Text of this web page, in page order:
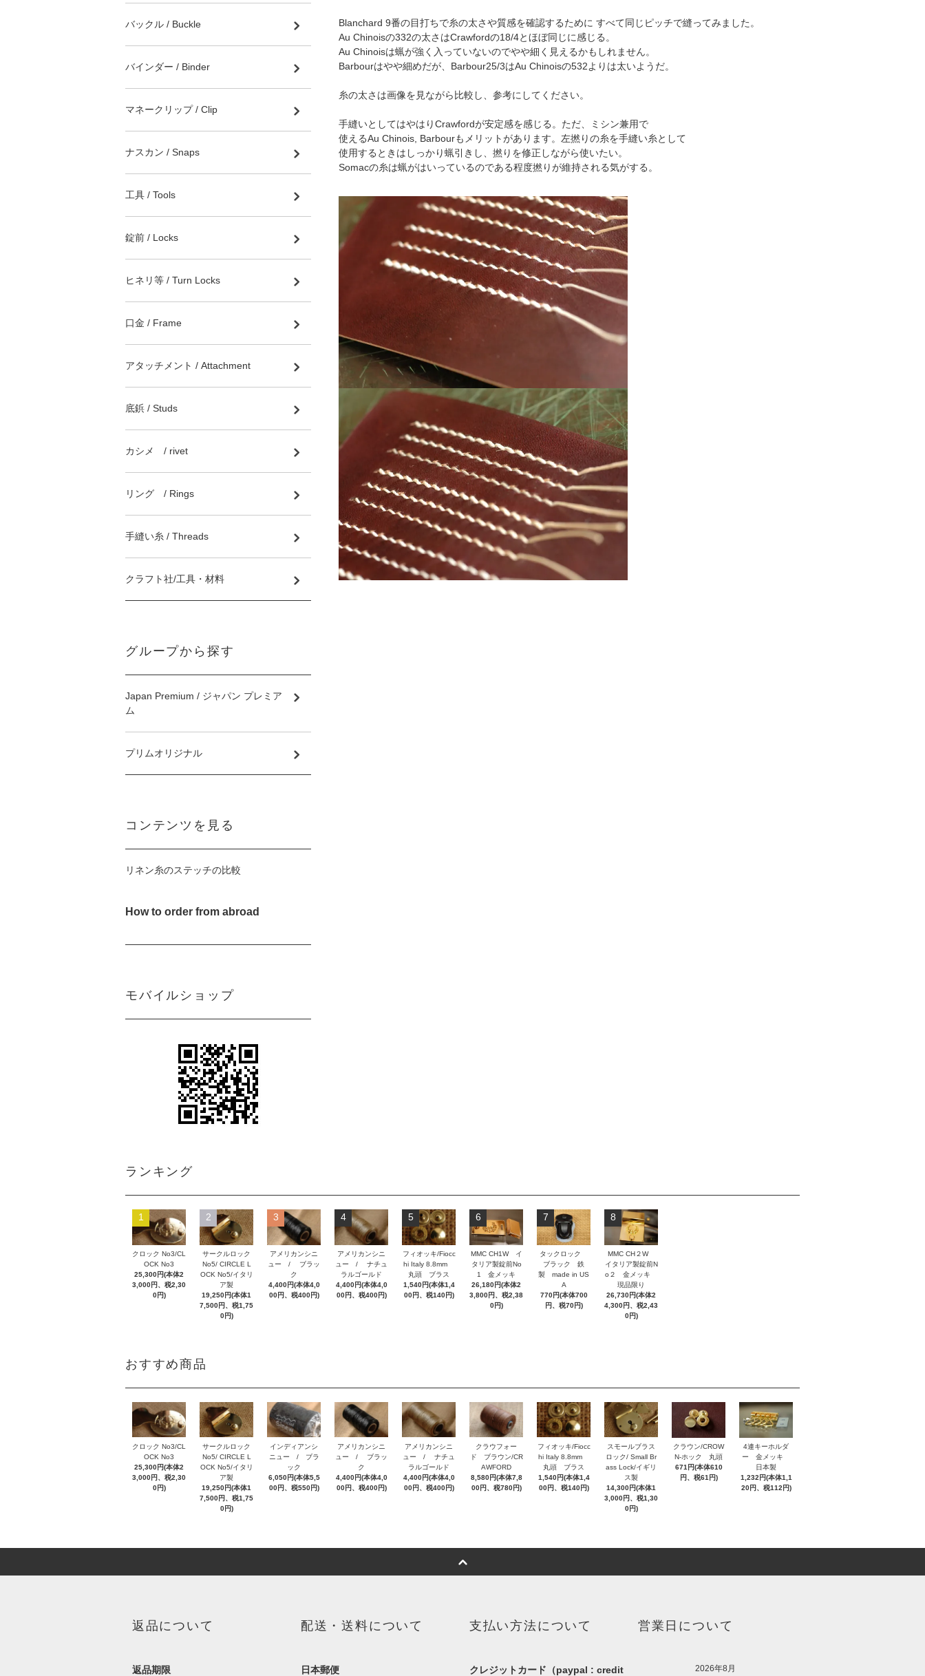
Blanchard 9番の目打ちで糸の太さや質感を確認するために すべて同じピッチで縫ってみました。
Au Chinoisの332の太さはCrawfordの18/4とほぼ同じに感じる。
Au Chinoisは蝋が強く入っていないのでやや細く見えるかもしれません。
Barbourはやや細めだが、Barbour25/3はAu Chinoisの532よりは太いようだ。
糸の太さは画像を見ながら比較し、参考にしてください。
手縫いとしてはやはりCrawfordが安定感を感じる。ただ、ミシン兼用で
使えるAu Chinois, Barbourもメリットがあります。左撚りの糸を手縫い糸として
使用するときはしっかり蝋引きし、撚りを修正しながら使いたい。
Somacの糸は蝋がはいっているのである程度撚りが維持される気がする。
バックル / Buckle
バインダー / Binder
マネークリップ / Clip
ナスカン / Snaps
工具 / Tools
錠前 / Locks
ヒネリ等 / Turn Locks
口金 / Frame
アタッチメント / Attachment
底鋲 / Studs
カシメ / rivet
リング / Rings
手縫い糸 / Threads
クラフト社/工具・材料
グループから探す
Japan Premium / ジャパン プレミア
ム
プリムオリジナル
コンテンツを見る
リネン糸のステッチの比較
How to order from abroad
モバイルショップ
ランキング
1
クロック No3/CL
OCK No3
25,300円(本体2
3,000円、税2,30
0円)
2
サークルロック
No5/ CIRCLE L
OCK No5/イタリ
ア製
19,250円(本体1
7,500円、税1,75
0円)
3
アメリカンシニ
ュー / ブラッ
ク
4,400円(本体4,0
00円、税400円)
4
アメリカンシニ
ュー / ナチュ
ラルゴールド
4,400円(本体4,0
00円、税400円)
5
フィオッキ/Fiocc
hi Italy 8.8mm
丸頭 ブラス
1,540円(本体1,4
00円、税140円)
6
MMC CH1W イ
タリア製錠前No
1 金メッキ
26,180円(本体2
3,800円、税2,38
0円)
7
タックロック
ブラック 鉄
製 made in US
A
770円(本体700
円、税70円)
8
MMC CH２W
イタリア製錠前N
o２ 金メッキ
現品限り
26,730円(本体2
4,300円、税2,43
0円)
おすすめ商品
クロック No3/CL
OCK No3
25,300円(本体2
3,000円、税2,30
0円)
サークルロック
No5/ CIRCLE L
OCK No5/イタリ
ア製
19,250円(本体1
7,500円、税1,75
0円)
インディアンシ
ニュー / ブラ
ック
6,050円(本体5,5
00円、税550円)
アメリカンシニ
ュー / ブラッ
ク
4,400円(本体4,0
00円、税400円)
アメリカンシニ
ュー / ナチュ
ラルゴールド
4,400円(本体4,0
00円、税400円)
クラウフォー
ド ブラウン/CR
AWFORD
8,580円(本体7,8
00円、税780円)
フィオッキ/Fiocc
hi Italy 8.8mm
丸頭 ブラス
1,540円(本体1,4
00円、税140円)
スモールブラス
ロック/ Small Br
ass Lock/イギリ
ス製
14,300円(本体1
3,000円、税1,30
0円)
クラウン/CROW
N-ホック 丸頭
671円(本体610
円、税61円)
4連キーホルダ
ー 金メッキ
日本製
1,232円(本体1,1
20円、税112円)
返品について
返品期限
配送・送料について
日本郵便
支払い方法について
クレジットカード（paypal : credit
営業日について
2026年8月